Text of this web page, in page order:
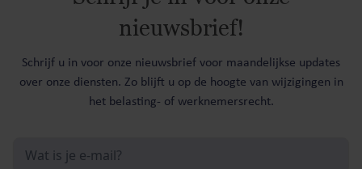
nieuwsbrief!
Schrijf u in voor onze nieuwsbrief voor maandelijkse updates
over onze diensten. Zo blijft u op de hoogte van wijzigingen in
het belasting- of werknemersrecht.